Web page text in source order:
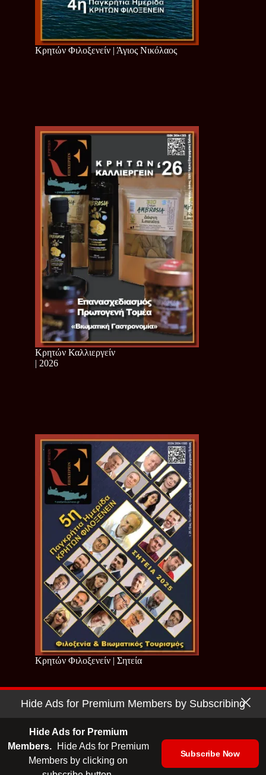
Κρητών Φιλοξενείν | Άγιος Νικόλαος
Κρητών Καλλιεργείν
| 2026
Κρητών Φιλοξενείν | Σητεία
Copyright © 2026 - Cretan Business | Κρητών Επιχειρείν
| Ταυτότητα | Media Kit
Hide Ads for Premium Members by Subscribing
Hide Ads for Premium
Members.
Hide Ads for Premium
Members by clicking on
Subscribe Now